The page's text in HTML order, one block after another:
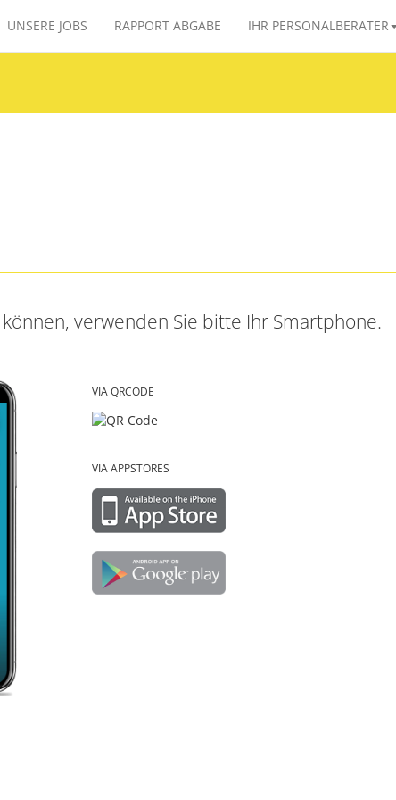
UNSERE JOBS RAPPORT ABGABE IHR PERSONALBERATER
verwenden Sie bitte Ihr Smartphone.
VIA QRCODE
VIA APPSTORES